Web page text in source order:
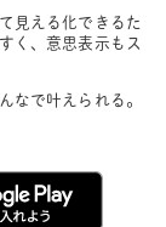
見える化できるた
く、意思表示もス
なで叶えられる。